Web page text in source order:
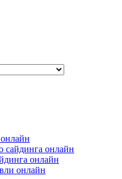
сайдинга онлайн
онлайн
онлайн